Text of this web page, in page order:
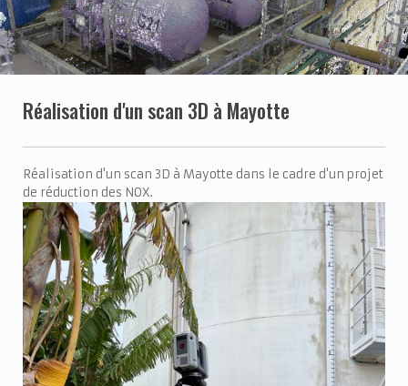
Réalisation d'un scan 3D à Mayotte
Réalisation d'un scan 3D à Mayotte dans le cadre d'un projet
de réduction des NOX.